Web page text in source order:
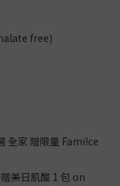
free)
全家 贈限量 Fami!ce
美日肌酸 1 包 on